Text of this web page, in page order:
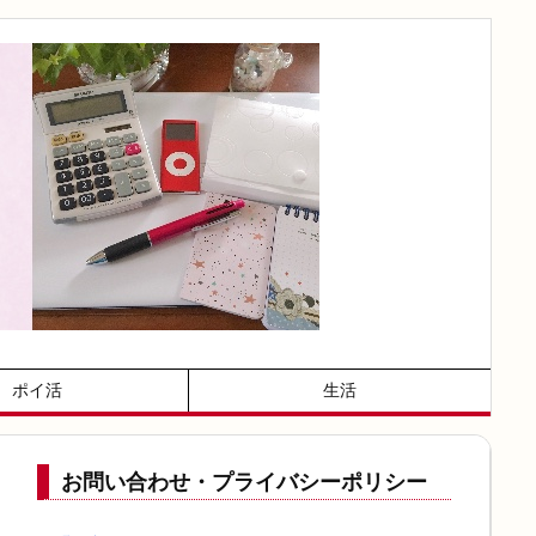
ポイ活 生活
お問い合わせ・プライバシーポリシー